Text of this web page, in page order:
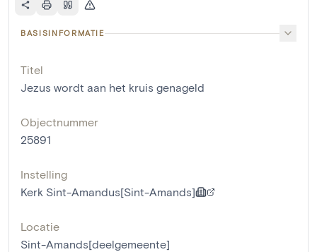
BASISINFORMATIE
Titel
Jezus wordt aan het kruis genageld
Objectnummer
25891
Instelling
Kerk Sint-Amandus[Sint-Amands]
Locatie
Sint-Amands[deelgemeente]